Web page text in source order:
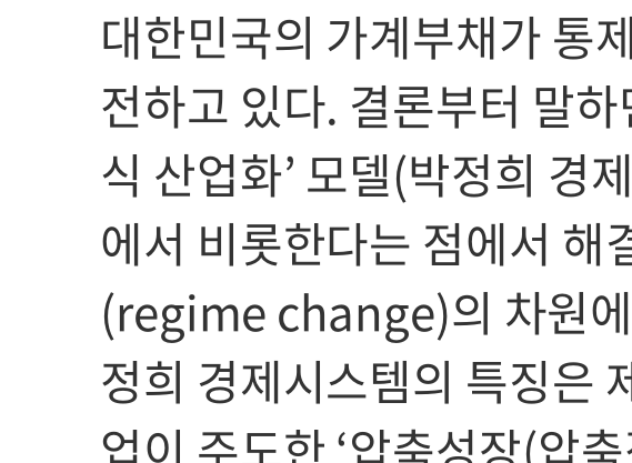
대한민국의 가계부채가 통
전하고 있다. 결론부터 말
식 산업화’ 모델(박정희 경
에서 비롯한다는 점에서 해
(regime change)의 차원
정희 경제시스템의 특징은
업이 주도한 ‘압축성장(압